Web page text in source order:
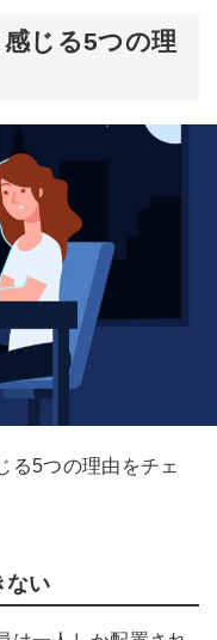
じる5つの理
る5つの理由をチェ
ない